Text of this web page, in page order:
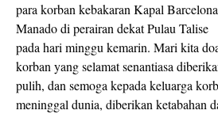
para korban kebakaran Kapal
Manado di perairan dekat Pulau Talise
pada hari minggu kemarin. Mari kita
korban yang selamat senantiasa
pulih, dan semoga kepada keluarga
meninggal dunia, diberikan ketabahan